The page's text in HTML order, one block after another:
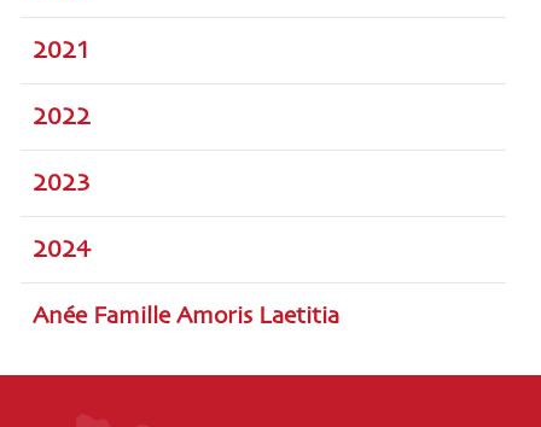
2021
2022
2023
2024
Anée Famille Amoris Laetitia